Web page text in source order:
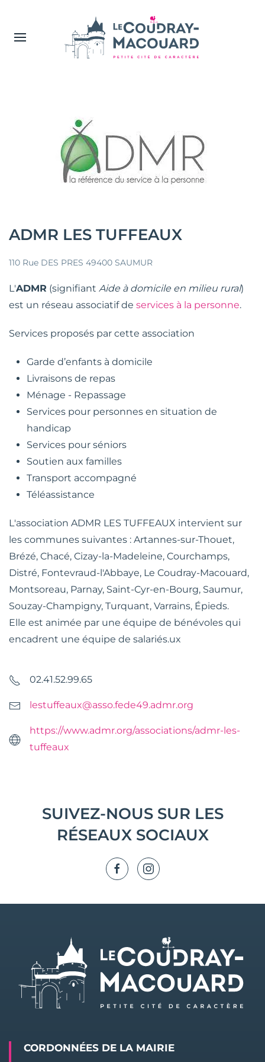
ADMR LES TUFFEAUX
110 Rue DES PRES 49400 SAUMUR
L'ADMR (signifiant Aide à domicile en milieu rural)
est un réseau associatif de services à la personne.
Services proposés par cette association
Garde d’enfants à domicile
Livraisons de repas
Ménage - Repassage
Services pour personnes en situation de
handicap
Services pour séniors
Soutien aux familles
Transport accompagné
Téléassistance
L'association ADMR LES TUFFEAUX intervient sur
les communes suivantes : Artannes-sur-Thouet,
Brézé, Chacé, Cizay-la-Madeleine, Courchamps,
Distré, Fontevraud-l'Abbaye, Le Coudray-Macouard,
Montsoreau, Parnay, Saint-Cyr-en-Bourg, Saumur,
Souzay-Champigny, Turquant, Varrains, Épieds.
Elle est animée par une équipe de bénévoles qui
encadrent une équipe de salariés.ux
02.41.52.99.65
lestuffeaux@asso.fede49.admr.org
https://www.admr.org/associations/admr-les-
tuffeaux
SUIVEZ-NOUS SUR LES
RÉSEAUX SOCIAUX
CORDONNÉES DE LA MAIRIE